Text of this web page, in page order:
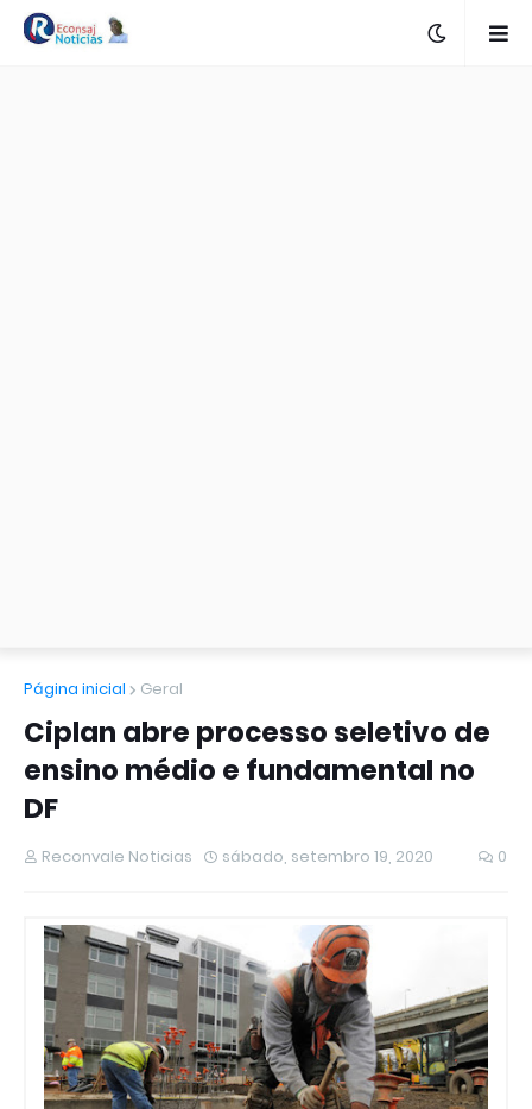
Página inicial Geral
Ciplan abre processo seletivo de
ensino médio e fundamental no
DF
Reconvale Noticias sábado, setembro 19, 2020 0